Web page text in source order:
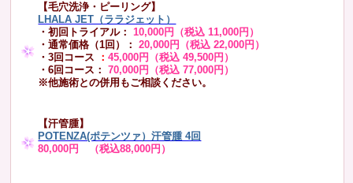
【毛穴洗浄・ピーリング】
LHALA JET（ララジェット）
・初回トライアル：10,000円（税込 11,000円）
・通常価格（1回）：
20,000円（税込 22,000円）
・3回コース ：45,000円（税込 49,500円）
・6回コース：
70,000円（税込 77,000円）
※他施術との併用もご相談ください。
【汗管腫】
POTENZA(ポテンツァ）汗管腫 4回
80,000円 （税込88,000円）